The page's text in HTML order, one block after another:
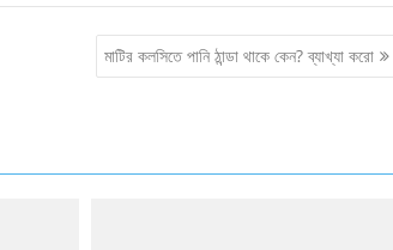
মাটির কলসিতে পানি ঠান্ডা থাকে কেন? ব্যাখ্যা করো